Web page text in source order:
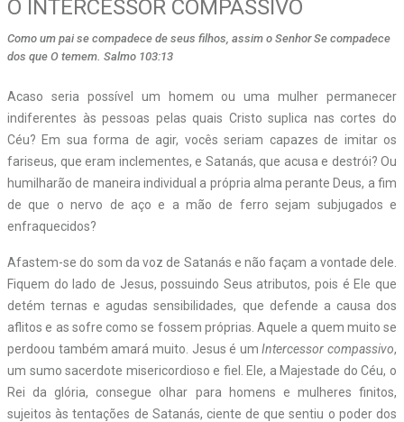
O INTERCESSOR COMPASSIVO
Como um pai se compadece de seus filhos, assim o Senhor Se compadece
dos que O temem. Salmo 103:13
Acaso seria possível um homem ou uma mulher permanecer
indiferentes às pessoas pelas quais Cristo suplica nas cortes do
Céu? Em sua forma de agir, vocês seriam capazes de imitar os
fariseus, que eram inclementes, e Satanás, que acusa e destrói? Ou
humilharão de maneira individual a própria alma perante Deus, a fim
de que o nervo de aço e a mão de ferro sejam subjugados e
enfraquecidos?
Afastem-se do som da voz de Satanás e não façam a vontade dele.
Fiquem do lado de Jesus, possuindo Seus atributos, pois é Ele que
detém ternas e agudas sensibilidades, que defende a causa dos
aflitos e as sofre como se fossem próprias. Aquele a quem muito se
perdoou também amará muito. Jesus é umIntercessor compassivo,
um sumo sacerdote misericordioso e fiel. Ele, a Majestade do Céu, o
Rei da glória, consegue olhar para homens e mulheres finitos,
sujeitos às tentações de Satanás, ciente de que sentiu o poder dos